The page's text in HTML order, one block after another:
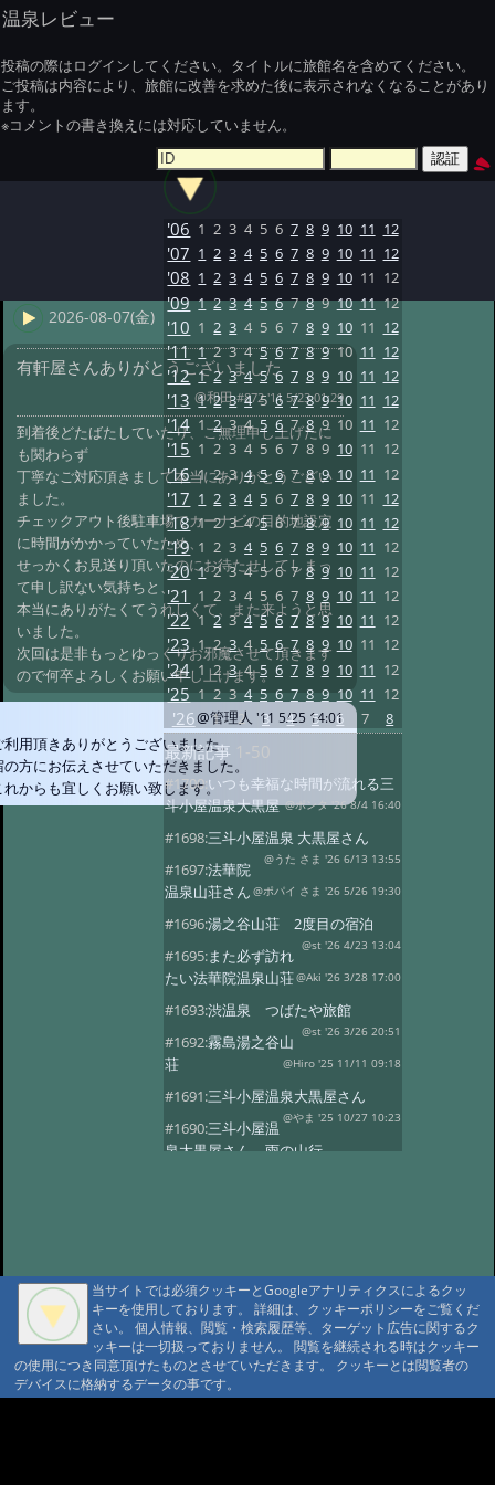
温泉レビュー
投稿の際はログインしてください。タイトルに旅館名を含めてください。
ご投稿は内容により、旅館に改善を求めた後に表示されなくなることがあり
ます。
※コメントの書き換えには対応していません。
2026-08-07(金)
有軒屋さんありがとうございました
@和田#872 '11 5/23 01:29
到着後どたばたしていたり、ご無理申し上げたに
も関わらず
丁寧なご対応頂きまして本当にありがとうござい
ました。
チェックアウト後駐車場でカーナビの目的地設定
に時間がかかっていたため、
せっかくお見送り頂いたのにお待たせしてしまっ
て申し訳ない気持ちと、
本当にありがたくてうれしくて、また来ようと思
いました。
次回は是非もっとゆっくりお邪魔させて頂きます
ので何卒よろしくお願い申し上げます。
@管理人 '11 5/25 14:01
利用頂きありがとうございました。
の方にお伝えさせていただきました。
れからも宜しくお願い致します。
'06 1 2 3 4 5 6 7 8 9 10 11 12
'07 1 2 3 4 5 6 7 8 9 10 11 12
'08 1 2 3 4 5 6 7 8 9 10 11 12
'09 1 2 3 4 5 6 7 8 9 10 11 12
'10 1 2 3 4 5 6 7 8 9 10 11 12
'11 1 2 3 4 5 6 7 8 9 10 11 12
'12 1 2 3 4 5 6 7 8 9 10 11 12
'13 1 2 3 4 5 6 7 8 9 10 11 12
'14 1 2 3 4 5 6 7 8 9 10 11 12
'15 1 2 3 4 5 6 7 8 9 10 11 12
'16 1 2 3 4 5 6 7 8 9 10 11 12
'17 1 2 3 4 5 6 7 8 9 10 11 12
'18 1 2 3 4 5 6 7 8 9 10 11 12
'19 1 2 3 4 5 6 7 8 9 10 11 12
'20 1 2 3 4 5 6 7 8 9 10 11 12
'21 1 2 3 4 5 6 7 8 9 10 11 12
'22 1 2 3 4 5 6 7 8 9 10 11 12
'23 1 2 3 4 5 6 7 8 9 10 11 12
'24 1 2 3 4 5 6 7 8 9 10 11 12
'25 1 2 3 4 5 6 7 8 9 10 11 12
'26 1 2 3 4 5 6 7 8
最新記事 1-50
#1700: いつも幸福な時間が流れる三
斗小屋温泉大黒屋 @ポンタ '26 8/4 16:40
#1698:三斗小屋温泉 大黒屋さん
@うた さま '26 6/13 13:55
#1697:法華院
温泉山荘さん @ポパイ さま '26 5/26 19:30
#1696:湯之谷山荘 2度目の宿泊
@st '26 4/23 13:04
#1695:また必ず訪れ
たい法華院温泉山荘@Aki '26 3/28 17:00
#1693:渋温泉 つばたや旅館
@st '26 3/26 20:51
#1692:霧島湯之谷山
荘
@Hiro '25 11/11 09:18
#1691:三斗小屋温泉大黒屋さん
@やま '25 10/27 10:23
#1690:三斗小屋温
泉大黒屋さん 雨の山行
#1686:何度でも行きたい宿 三斗小屋
温泉大黒屋
@府中のぼる '25 10/17 08:55
#1685:最高のお風呂 三斗小屋温泉大
黒屋
@Naotan '25 10/12 09:11
#1684:お湯良し、ご飯良し、人良し
当サイトでは必須クッキーとGoogleアナリティクスによるクッ
キーを使用しております。 詳細は、クッキーポリシーをご覧くだ
さい。 個人情報、閲覧・検索履歴等、ターゲット広告に関するク
ッキーは一切扱っておりません。 閲覧を継続される時はクッキー
の使用につき同意頂けたものとさせていただきます。 クッキーとは閲覧者の
デバイスに格納するデータの事です。